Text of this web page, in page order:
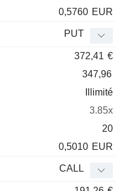
0,5760 EUR
PUT
372,41 €
347,96
Illimité
3.85x
20
0,5010 EUR
CALL